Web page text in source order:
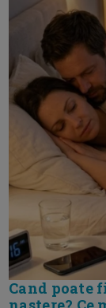
Cand poate